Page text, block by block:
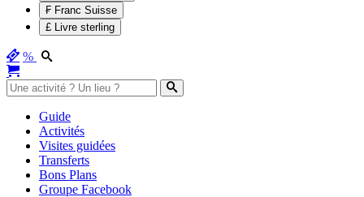
₣ Franc Suisse
£ Livre sterling
%
Guide
Activités
Visites guidées
Transferts
Bons Plans
Groupe Facebook